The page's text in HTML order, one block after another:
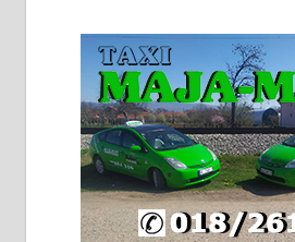
стамбене целине једна
2х150м2, две гараже,
грејање на гас и
адресе. 063/71-74-023
Издајем комплетно
халу на Житковачком
плацу површине
064/321-80-51; 063/102-